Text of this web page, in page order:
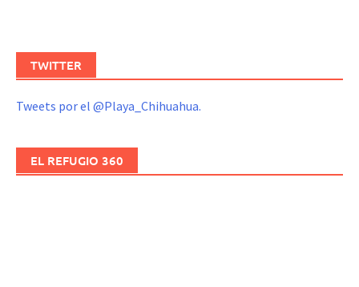
TWITTER
Tweets por el @Playa_Chihuahua.
EL REFUGIO 360